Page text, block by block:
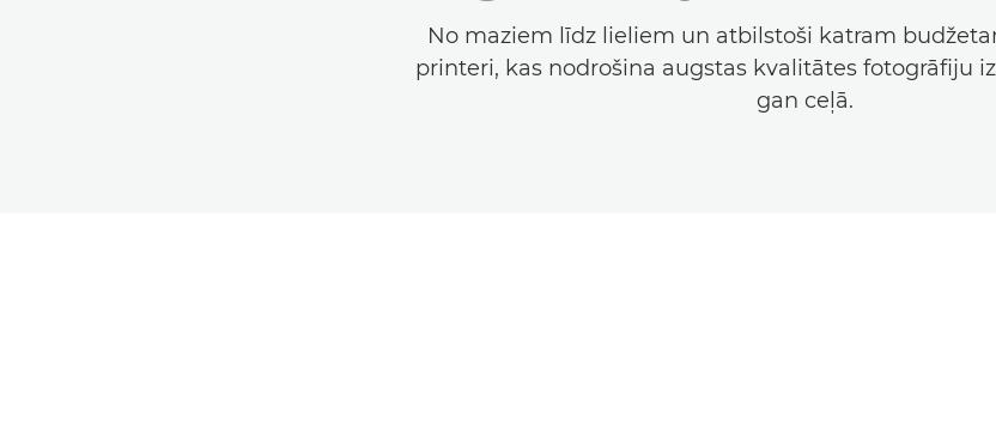
No maziem līdz lieliem un atbilstoši katram
printeri, kas nodrošina augstas kvalitātes fotogrāfiju
gan ceļā.